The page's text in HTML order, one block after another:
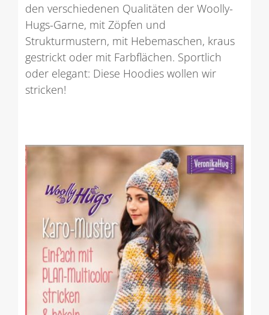
den verschiedenen Qualitäten der Woolly-
Hugs-Garne, mit Zöpfen und
Strukturmustern, mit Hebemaschen, kraus
gestrickt oder mit Farbflächen. Sportlich
oder elegant: Diese Hoodies wollen wir
stricken!